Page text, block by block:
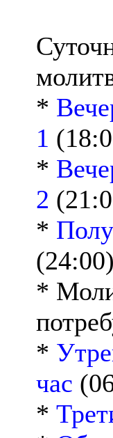
*
1
*
2
*
(24:00)
*
*
час
*